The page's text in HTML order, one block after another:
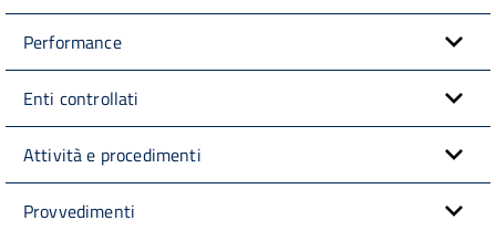
Performance
Enti controllati
Attività e procedimenti
Provvedimenti